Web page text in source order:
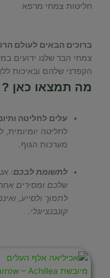
חליטות צמחי מרפא
ברוכים הבאים לעולם
צמחי הבר שלנו ידועים
הקפדני שלהם ובאיכות
מה תמצאו כאן ?
עלים לחליטה
לחליטה יומיומית,
מערכות הגוף.
לתשומת לבכם:
שלכם ומסירים
לתמוך ולסייע,
קונבנציונלי.